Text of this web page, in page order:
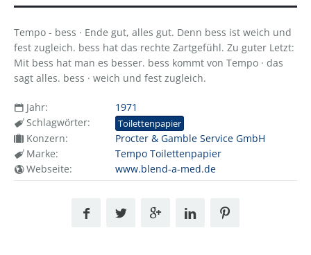
Tempo - bess · Ende gut, alles gut. Denn bess ist weich und
fest zugleich. bess hat das rechte Zartgefühl. Zu guter Letzt:
Mit bess hat man es besser. bess kommt von Tempo · das
sagt alles. bess · weich und fest zugleich.
Jahr:
1971
Schlagwörter:
Toilettenpapier
Konzern:
Procter & Gamble Service GmbH
Marke:
Tempo Toilettenpapier
Webseite:
www.blend-a-med.de